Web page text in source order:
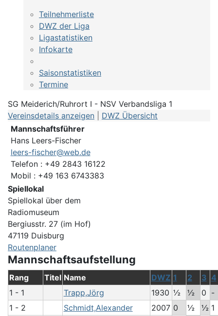
Teilnehmerliste
DWZ der Liga
Ligastatistiken
Infokarte
Saisonstatistiken
Termine
SG Meiderich/Ruhrort I - NSV Verbandsliga 1
Vereinsdetails anzeigen
DWZ Übersicht
Mannschaftsführer
Hans Leers-Fischer
leers-fischer@web.de
Telefon : +49 2843 16122
Mobil : +49 163 6743383
Spiellokal
Spiellokal über dem
Radiomuseum
Bergiusstr. 27 (im Hof)
47119 Duisburg
Routenplaner
Mannschaftsaufstellung
Rang Titel Name DWZ 1 2 3 4
1 - 1
Trapp,Jörg 1930 ½ ½ 0 -
1 - 2
Schmidt,Alexander 2007 0 ½ ½ 1